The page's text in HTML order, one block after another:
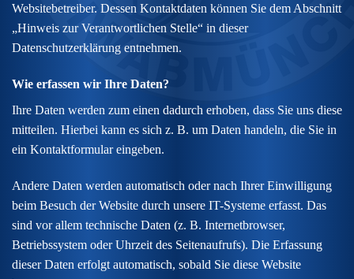
Websitebetreiber. Dessen Kontaktdaten können Sie dem Abschnitt
„Hinweis zur Verantwortlichen Stelle“ in dieser
Datenschutzerklärung entnehmen.
Wie erfassen wir Ihre Daten?
Ihre Daten werden zum einen dadurch erhoben, dass Sie uns diese
mitteilen. Hierbei kann es sich z. B. um Daten handeln, die Sie in
ein Kontaktformular eingeben.
Andere Daten werden automatisch oder nach Ihrer Einwilligung
beim Besuch der Website durch unsere IT-Systeme erfasst. Das
sind vor allem technische Daten (z. B. Internetbrowser,
Betriebssystem oder Uhrzeit des Seitenaufrufs). Die Erfassung
dieser Daten erfolgt automatisch, sobald Sie diese Website